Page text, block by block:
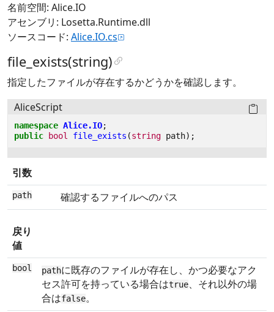
名前空間: Alice.IO
アセンブリ: Losetta.Runtime.dll
ソースコード: Alice.IO.cs
file_exists(string)
指定したファイルが存在するかどうかを確認します。
AliceScript
namespace Alice.IO;
public
bool file_exists (string path);
引数
path 確認するファイルへのパス
戻り
値
bool pathに既存のファイルが存在し、かつ必要なアク
セス許可を持っている場合はtrue、それ以外の場
合はfalse。